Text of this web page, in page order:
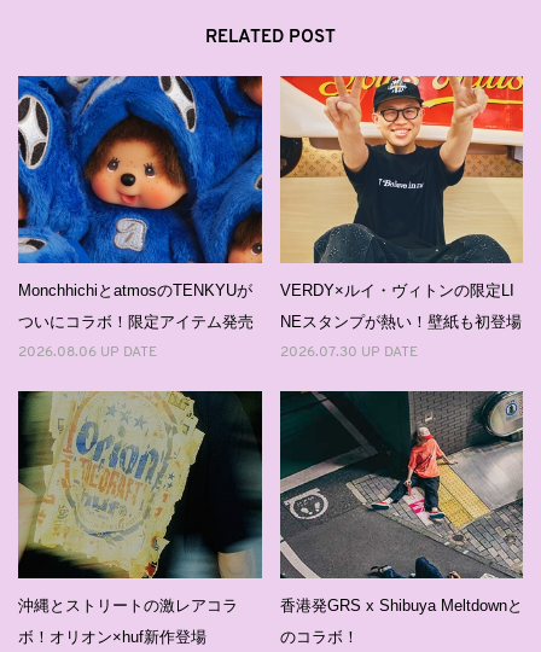
RELATED POST
MonchhichiとatmosのTENKYUが
ついにコラボ！限定アイテム発売
2026.08.06 UP DATE
VERDY×ルイ・ヴィトンの限定LI
NEスタンプが熱い！壁紙も初登場
2026.07.30 UP DATE
沖縄とストリートの激レアコラ
ボ！オリオン×huf新作登場
香港発GRS x Shibuya Meltdownと
のコラボ！